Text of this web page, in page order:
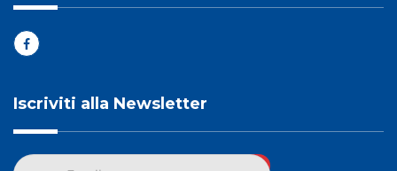
Iscriviti alla Newsletter